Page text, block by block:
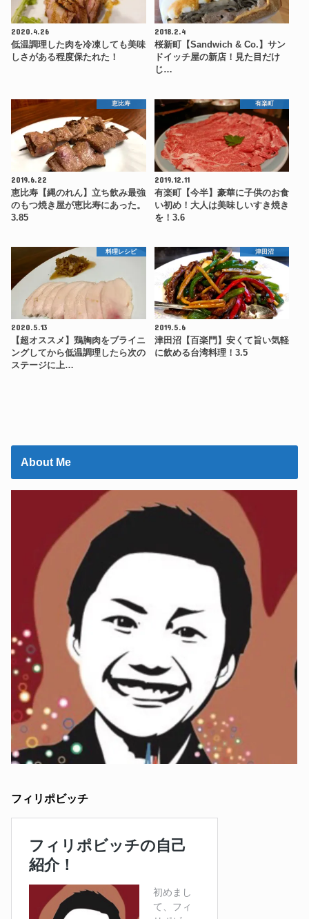
2020.4.26
低温調理した肉を冷凍しても美味
しさがある程度保たれた！
2018.2.4
桜新町【Sandwich & Co.】サン
ドイッチ屋の新店！見た目だけ
じ…
恵比寿
2019.6.22
恵比寿【縄のれん】立ち飲み最強
のもつ焼き屋が恵比寿にあった。
3.85
有楽町
2019.12.11
有楽町【今半】豪華に子供のお食
い初め！大人は美味しいすき焼き
を！3.6
料理レシピ
2020.5.13
【超オススメ】鶏胸肉をブライニ
ングしてから低温調理したら次の
ステージに上…
津田沼
2019.5.6
津田沼【百楽門】安くて旨い気軽
に飲める台湾料理！3.5
About Me
フィリポビッチ